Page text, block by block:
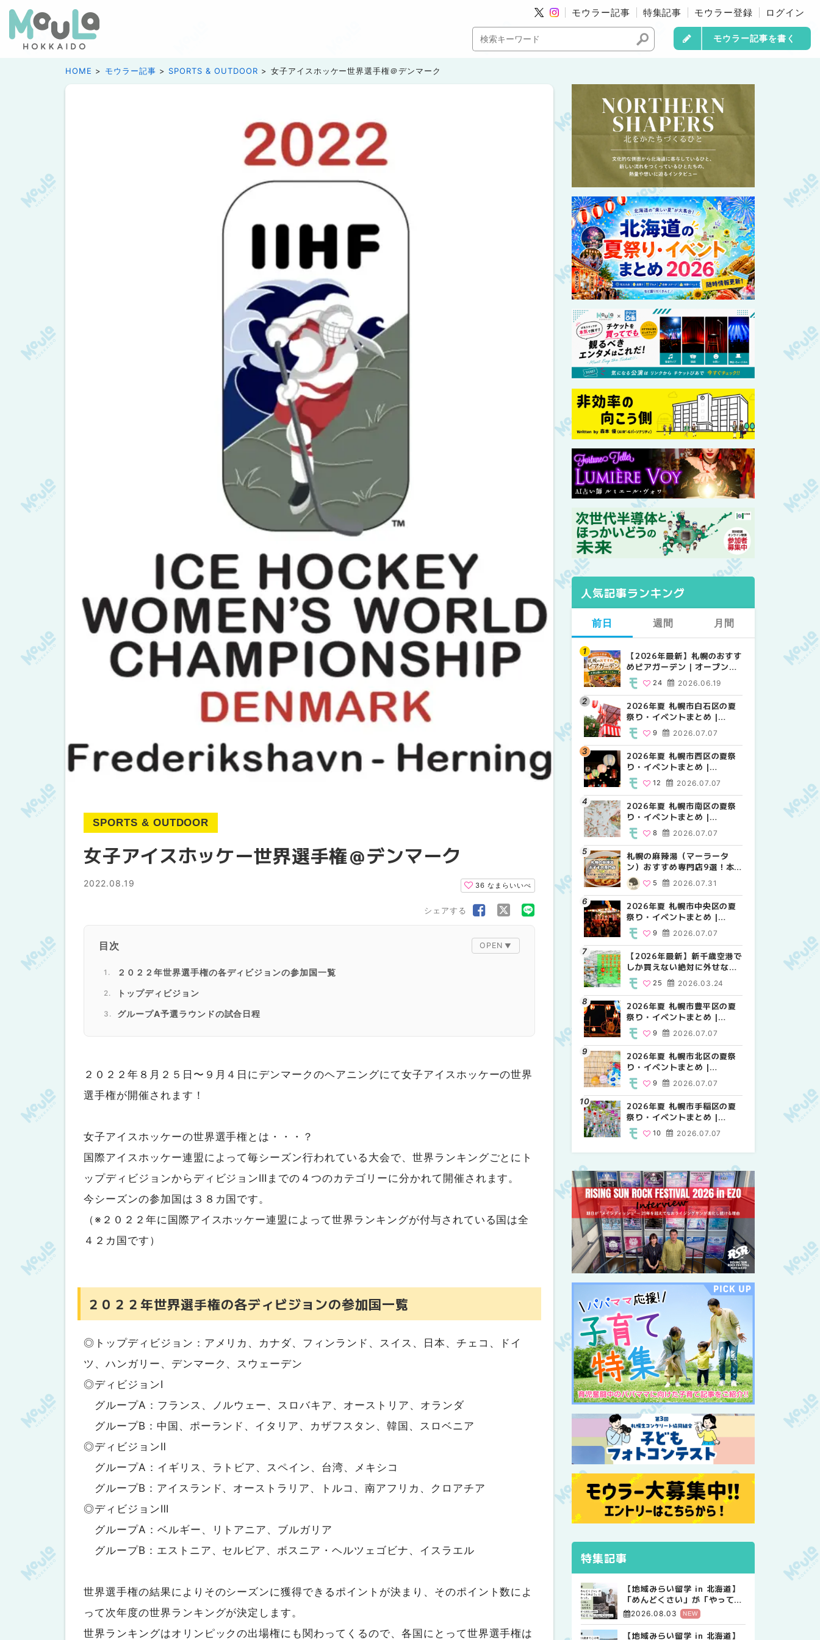
モウラー記事 特集記事 モウラー登録 ログイン
モウラー記事を書く
HOME モウラー記事 SPORTS & OUTDOOR 女子アイスホッケー世界選手権＠デンマーク
SPORTS & OUTDOOR
女子アイスホッケー世界選手権＠デンマーク
2022.08.19 36 なまらいいべ
シェアする
目次
２０２２年世界選手権の各ディビジョンの参加国一覧
トップディビジョン
グループA予選ラウンドの試合日程
２０２２年８月２５日〜９月４日にデンマークのヘアニングにて女子アイスホッケーの世界
選手権が開催されます！
女子アイスホッケーの世界選手権とは・・・？
国際アイスホッケー連盟によって毎シーズン行われている大会で、世界ランキングごとにト
ップディビジョンからディビジョンⅢまでの４つのカテゴリーに分かれて開催されます。
今シーズンの参加国は３８カ国です。
（※２０２２年に国際アイスホッケー連盟によって世界ランキングが付与されている国は全
４２カ国です）
２０２２年世界選手権の各ディビジョンの参加国一覧
◎トップディビジョン：アメリカ、カナダ、フィンランド、スイス、日本、チェコ、ドイ
ツ、ハンガリー、デンマーク、スウェーデン
◎ディビジョンⅠ
グループA：フランス、ノルウェー、スロバキア、オーストリア、オランダ
グループB：中国、ポーランド、イタリア、カザフスタン、韓国、スロベニア
◎ディビジョンⅡ
グループA：イギリス、ラトビア、スペイン、台湾、メキシコ
グループB：アイスランド、オーストラリア、トルコ、南アフリカ、クロアチア
◎ディビジョンⅢ
グループA：ベルギー、リトアニア、ブルガリア
グループB：エストニア、セルビア、ボスニア・ヘルツェゴビナ、イスラエル
世界選手権の結果によりそのシーズンに獲得できるポイントが決まり、そのポイント数によ
って次年度の世界ランキングが決定します。
世界ランキングはオリンピックの出場権にも関わってくるので、各国にとって世界選手権は
人気記事ランキング
前日
【2026年最新】札幌のおすす
めビアガーデン｜オープン日
順に徹底紹介！大通公園から
穴場テラスまで | MouLa
HOKKAIDO
2026.06.19
24
2026年夏 札幌市白石区の夏
祭り・イベントまとめ |
MouLa HOKKAIDO
2026.07.07
9
2026年夏 札幌市西区の夏祭
り・イベントまとめ |
MouLa HOKKAIDO
2026.07.07
12
2026年夏 札幌市南区の夏祭
り・イベントまとめ |
MouLa HOKKAIDO
2026.07.07
8
札幌の麻辣湯（マーラータ
ン）おすすめ専門店9選！本
場の量り売りから最新店まで
徹底比較 | MouLa
HOKKAIDO
2026.07.31
5
2026年夏 札幌市中央区の夏
祭り・イベントまとめ |
MouLa HOKKAIDO
2026.07.07
9
【2026年最新】新千歳空港で
しか買えない絶対に外せない
限定スイーツ・焼き菓子18選
| MouLa HOKKAIDO
2026.03.24
25
2026年夏 札幌市豊平区の夏
祭り・イベントまとめ |
MouLa HOKKAIDO
2026.07.07
9
2026年夏 札幌市北区の夏祭
り・イベントまとめ |
MouLa HOKKAIDO
2026.07.07
9
2026年夏 札幌市手稲区の夏
祭り・イベントまとめ |
MouLa HOKKAIDO
2026.07.07
10
週間
【2026年最新】札幌のおすす
めビアガーデン｜オープン日
穴場テラスまで | MouLa
HOKKAIDO
24
2026年夏 札幌市西区の夏祭
り・イベントまとめ |
12
2026年夏 札幌市北区の夏祭
り・イベントまとめ |
9
2026年夏 札幌市手稲区の夏
祭り・イベントまとめ |
10
2026年夏 札幌市白石区の夏
祭り・イベントまとめ |
9
2026年夏 札幌市清田区の夏
祭り・イベントまとめ |
6
2026年夏 札幌市南区の夏祭
り・イベントまとめ |
8
2026年夏 札幌市豊平区の夏
祭り・イベントまとめ |
9
2026年夏 札幌市中央区の夏
祭り・イベントまとめ |
9
2026年夏 恵庭市・千歳市の
夏祭り・イベントまとめ |
9
月間
【2026年最新】札幌のおすす
めビアガーデン｜オープン日
穴場テラスまで | MouLa
HOKKAIDO
24
2026年夏 札幌市北区の夏祭
り・イベントまとめ |
9
2026年夏 札幌市西区の夏祭
り・イベントまとめ |
12
2026年夏 札幌市白石区の夏
祭り・イベントまとめ |
9
2026年夏 札幌市手稲区の夏
祭り・イベントまとめ |
10
札幌の麻辣湯（マーラータ
ン）おすすめ専門店6選！本
徹底比較 | MouLa
HOKKAIDO
5
2026年夏 札幌市清田区の夏
祭り・イベントまとめ |
6
【2026年最新】新千歳空港で
しか買えない絶対に外せない
| MouLa HOKKAIDO
25
【新千歳空港】新カードラウ
ンジが開業。「SUPER
ラウンジアネックス）」をご
紹介！！ | MouLa
HOKKAIDO
18
2026年夏 札幌市豊平区の夏
祭り・イベントまとめ |
9
特集記事
【地域みらい留学 in 北海道】
「めんどくさい」が「やってみ
よう」に変わった。 十勝の風
に吹かれて走る、僕の泥臭くて
自由な高校生活
2026.08.03 NEW
【地域みらい留学 in 北海道】